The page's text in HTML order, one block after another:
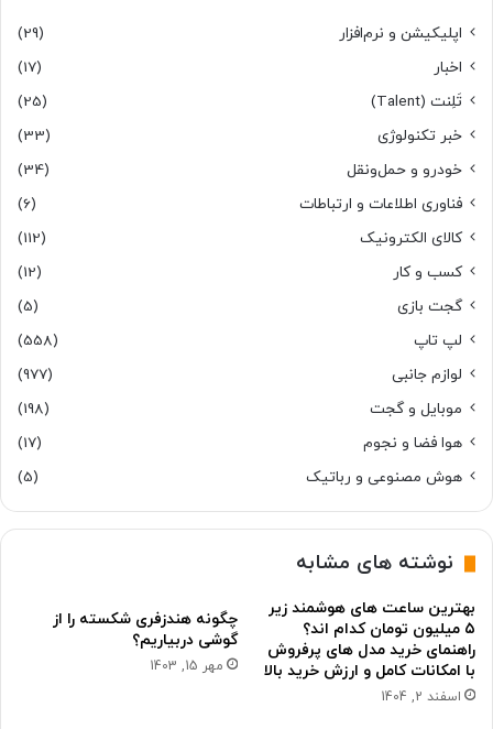
اپلیکیشن و نرم‌افزار
(29)
اخبار
(17)
تَلِنت (Talent)
(25)
خبر تکنولوژی
(33)
خودرو و حمل‌و‌نقل
(34)
فناوری اطلاعات و ارتباطات
(6)
کالای الکترونیک
(112)
کسب و کار
(12)
گجت بازی
(5)
لپ تاپ
(558)
لوازم جانبی
(977)
موبایل و گجت
(198)
هوا فضا و نجوم
(17)
هوش مصنوعی و رباتیک
(5)
نوشته های مشابه
بهترین ساعت های هوشمند زیر
۵ میلیون تومان کدام اند؟
راهنمای خرید مدل های پرفروش
با امکانات کامل و ارزش خرید بالا
اسفند 2, 1404
چگونه هندزفری شکسته را از
گوشی دربیاریم؟
مهر 15, 1403